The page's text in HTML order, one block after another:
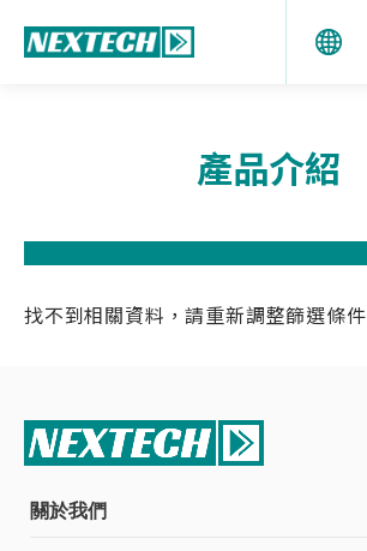
產品介紹
找不到相關資料，請重新調整篩選條件
關於我們